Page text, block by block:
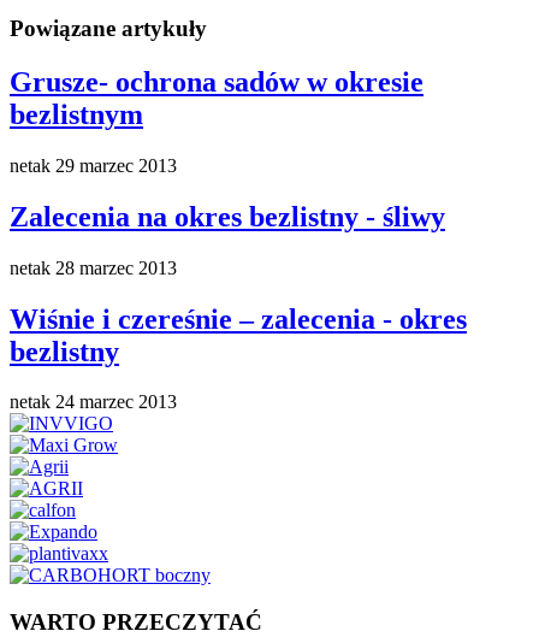
Powiązane artykuły
Grusze- ochrona sadów w okresie
bezlistnym
netak 29 marzec 2013
Zalecenia na okres bezlistny - śliwy
netak 28 marzec 2013
Wiśnie i czereśnie – zalecenia - okres
bezlistny
netak 24 marzec 2013
WARTO PRZECZYTAĆ